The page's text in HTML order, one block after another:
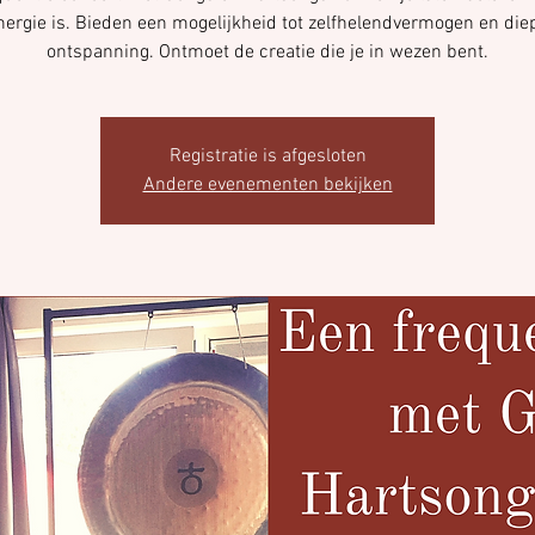
is. Bieden een mogelijkheid tot zelfhelendvermogen en
ontspanning. Ontmoet de creatie die je in wezen bent.
Registratie is afgesloten
Andere evenementen bekijken